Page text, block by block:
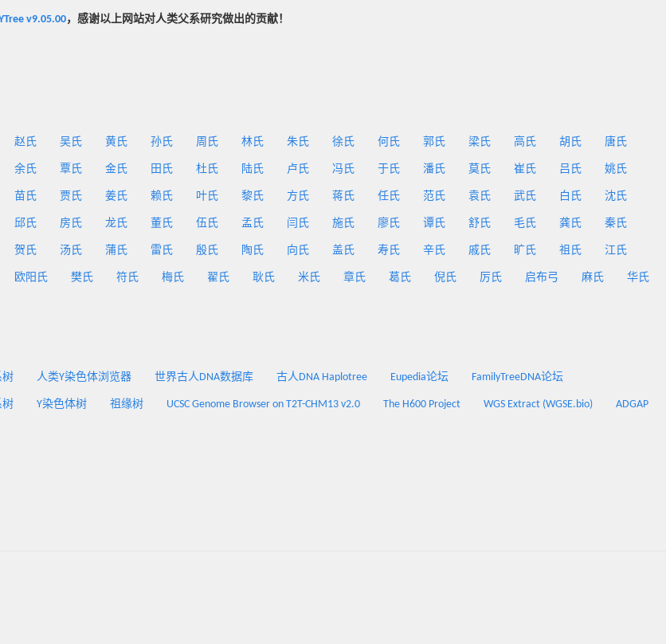
v9.05.00，感谢以上网站对人类父系研究做出的贡献！
赵氏 吴氏 黄氏 孙氏 周氏 林氏 朱氏 徐氏 何氏 郭氏 梁氏 高氏 胡氏 唐氏
余氏 覃氏 金氏 田氏 杜氏 陆氏 卢氏 冯氏 于氏 潘氏 莫氏 崔氏 吕氏 姚氏
苗氏 贾氏 姜氏 赖氏 叶氏 黎氏 方氏 蒋氏 任氏 范氏 袁氏 武氏 白氏 沈氏
邱氏 房氏 龙氏 董氏 伍氏 孟氏 闫氏 施氏 廖氏 谭氏 舒氏 毛氏 龚氏 秦氏
贺氏 汤氏 蒲氏 雷氏 殷氏 陶氏 向氏 盖氏 寿氏 辛氏 戚氏 旷氏 祖氏 江氏
欧阳氏 樊氏 符氏 梅氏 翟氏 耿氏 米氏 章氏 葛氏 倪氏 厉氏 启布弓 麻氏 华氏
树 人类Y染色体浏览器 世界古人DNA数据库 古人DNA Haplotree Eupedia论坛 FamilyTreeDNA论坛
树 Y染色体树 祖缘树 UCSC Genome Browser on T2T-CHM13 v2.0 The H600 Project WGS Extract (WGSE.bio) ADGAP